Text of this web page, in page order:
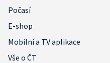
Počasí
E-shop
Mobilní a TV aplikace
Vše o ČT